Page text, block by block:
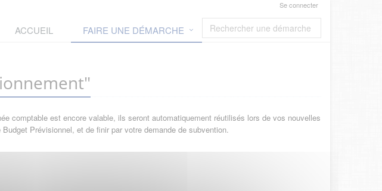
Se connecter
ACCUEIL FAIRE UNE DÉMARCHE
comptable est encore valable, ils seront automatiquement réutilisés lors de vos nouvelles
Prévisionnel, et de finir par votre demande de subvention.